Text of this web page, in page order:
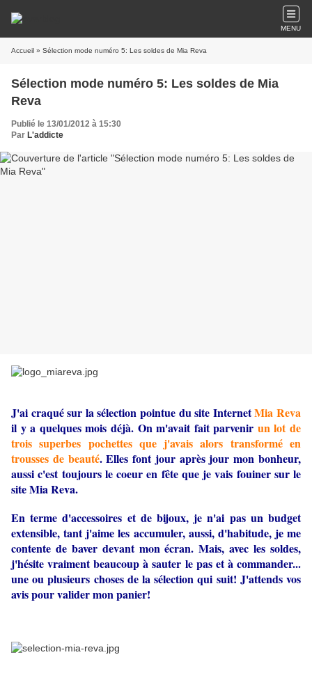
MENU
Accueil » Sélection mode numéro 5: Les soldes de Mia Reva
Sélection mode numéro 5: Les soldes de Mia
Reva
Publié le 13/01/2012 à 15:30
Par L'addicte
J'ai craqué sur la sélection pointue du site InternetMia Reva
il y a quelques mois déjà. On m'avait fait parvenir un lot de
trois superbes pochettes que j'avais alors transformé en
trousses de beauté. Elles font jour après jour mon bonheur,
aussi c'est toujours le coeur en fête que je vais fouiner sur le
site Mia Reva.
En terme d'accessoires et de bijoux, je n'ai pas un budget
extensible, tant j'aime les accumuler, aussi, d'habitude, je me
contente de baver devant mon écran. Mais, avec les soldes,
j'hésite vraiment beaucoup à sauter le pas et à commander...
une ou plusieurs choses de la sélection qui suit! J'attends vos
avis pour valider mon panier!